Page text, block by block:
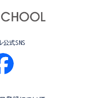
式SNS